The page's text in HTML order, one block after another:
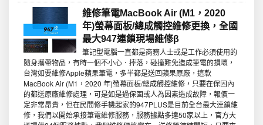
維修筆電MacBook Air (M1，2020
年)螢幕面板/總成觸控維修更換，全國
最大947連鎖現場維修β
筆記型電腦一直都是商務人士或是工作必須使用的
隨身攜帶物品，有時一個不小心．摔落，碰撞難免造成筆電的損壞，
台灣如要維修Apple蘋果筆電，多半都是送回蘋果原廠，這款
MacBook Air (M1，2020 年)螢幕面板/總成觸控維修，只要在保固內
的都送原廠維修處理，可是如是過保固或人為因素造成故障，報價一
定非常昂貴，但在民間修手機起家的947PLUS是目前全台最大連鎖維
修，我們以開始承接筆電維修服務，服務據點多達50家以上，官方大